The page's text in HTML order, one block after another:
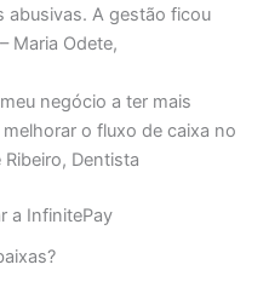
abusivas. A gestão ficou
Maria Odete,
negócio a ter mais
o fluxo de caixa no
Ribeiro, Dentista
a InfinitePay